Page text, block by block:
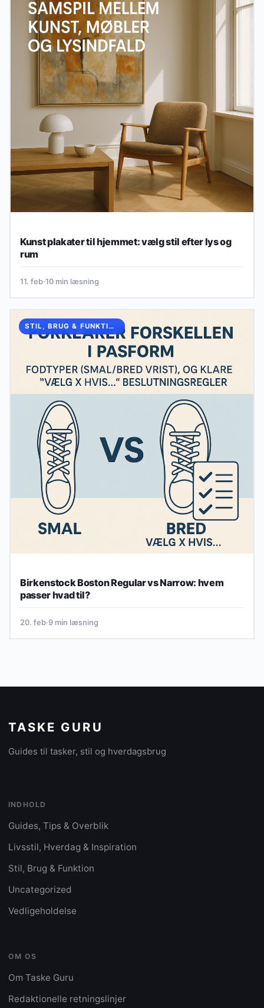
Kunst plakater til hjemmet: vælg stil efter lys og
rum
11. feb·10 min læsning
STIL, BRUG & FUNKTION
Birkenstock Boston Regular vs Narrow: hvem
passer hvad til?
20. feb·9 min læsning
TASKE GURU
Guides til tasker, stil og hverdagsbrug
INDHOLD
Guides, Tips & Overblik
Livsstil, Hverdag & Inspiration
Stil, Brug & Funktion
Uncategorized
Vedligeholdelse
OM OS
Om Taske Guru
Redaktionelle retningslinjer